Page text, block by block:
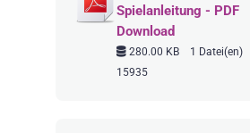
Spielanleitung - PDF
Download
280.00 KB
1 Datei(en)
15935